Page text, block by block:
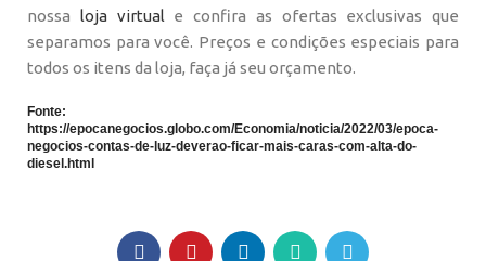
nossa loja virtual e confira as ofertas exclusivas que
separamos para você. Preços e condições especiais para
todos os itens da loja, faça já seu orçamento.
Fonte:
https://epocanegocios.globo.com/Economia/noticia/2022/03/epoca-
negocios-contas-de-luz-deverao-ficar-mais-caras-com-alta-do-
diesel.html